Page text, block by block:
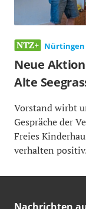
Nürtingen
Neue
Alte
Vorstand wirbt
Gespräche der
Freies
verhalten